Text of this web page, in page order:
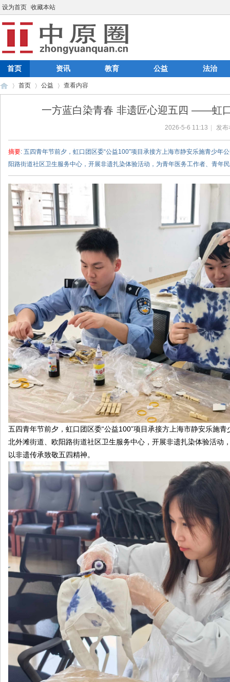
设为首页 收藏本站
首页 资讯 教育 公益 法治
首页 公益 查看内容
一方蓝白染青春 非遗匠心迎五四 ——虹
2026-5-6 11:13 发
摘要: 五四青年节前夕，虹口团区委“公益100”项目承接方上海市静安乐施青少
阳路街道社区卫生服务中心，开展非遗扎染体验活动，为青年医务工作者、青年
五四青年节前夕，虹口团区委“公益100”项目承接方上海市静安乐施
北外滩街道、欧阳路街道社区卫生服务中心，开展非遗扎染体验活动
以非遗传承致敬五四精神。